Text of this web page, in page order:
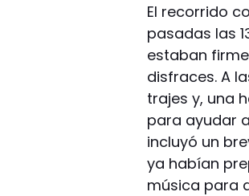
El recorrido
pasadas las
estaban
disfraces. A
trajes y, una
para ayudar
incluyó un
ya habían
música para